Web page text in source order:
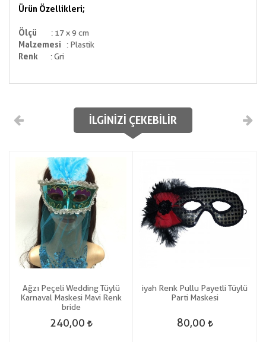
Ürün Özellikleri;
Ölçü
: 17 x 9 cm
Malzemesi
: Plastik
Renk
: Gri
İLGINIZI ÇEKEBILIR
Ağzı Peçeli Wedding Tüylü
Karnaval Maskesi Mavi Renk
bride
240,00
iyah Renk Pullu Payetli Tüylü
Parti Maskesi
80,00